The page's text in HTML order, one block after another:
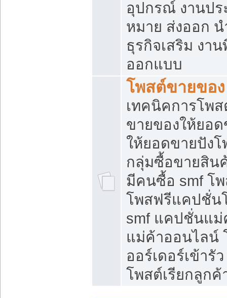
อุปกรณ์ งานป
หมาย ส่งออก น
ธุรกิจเสริม งา
ออกแบบ
โพสต์ขายของ
เทคนิคการโพ
ขายของให้ยอ
ให้ยอดขายปัง
กลุ่มซื้อขายสิน
มีคนซื้อ smf โ
โพสฟรีแคปชั่น
smf แคปชั่นแ
แม่ค้าออนไลน์
ออร์เดอร์เข้ารั
โพสต์เรียกลูกค้